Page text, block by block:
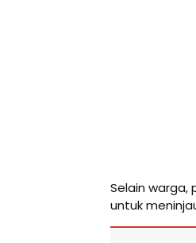
Selain warga,
untuk